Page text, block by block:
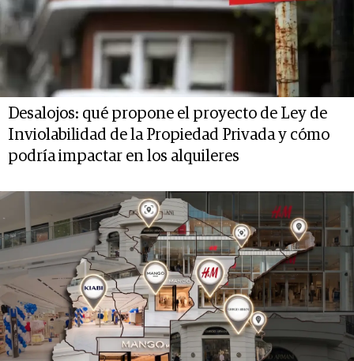
Desalojos: qué propone el proyecto de Ley de
Inviolabilidad de la Propiedad Privada y cómo
podría impactar en los alquileres